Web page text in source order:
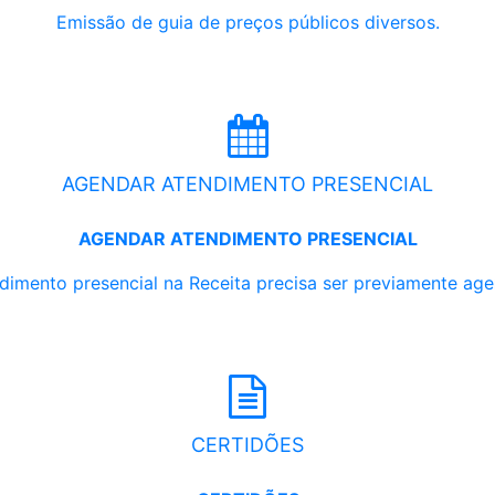
Emissão de guia de preços públicos diversos.
AGENDAR ATENDIMENTO PRESENCIAL
AGENDAR ATENDIMENTO PRESENCIAL
presencial na Receita precisa ser previamente
CERTIDÕES